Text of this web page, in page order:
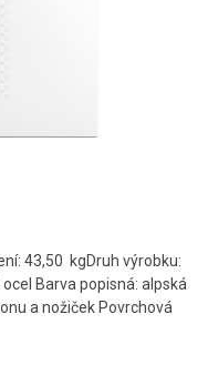
43,50 kgDruh výrobku:
Barva popisná: alpská
a nožiček Povrchová